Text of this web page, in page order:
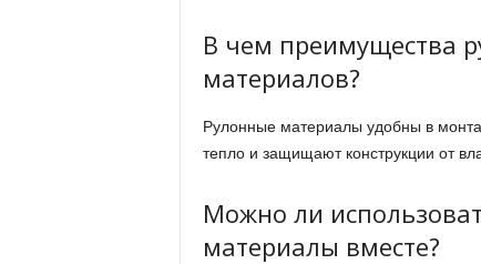
В чем преимущества
материалов?
Рулонные материалы удобны в
тепло и защищают конструкции от
Можно ли
материалы вместе?